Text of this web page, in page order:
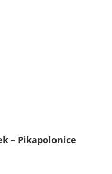
– Pikapolonice